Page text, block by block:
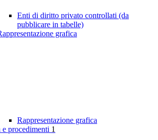
Enti di diritto privato controllati (da
pubblicare in tabelle)
grafica
Rappresentazione grafica
procedimenti 1